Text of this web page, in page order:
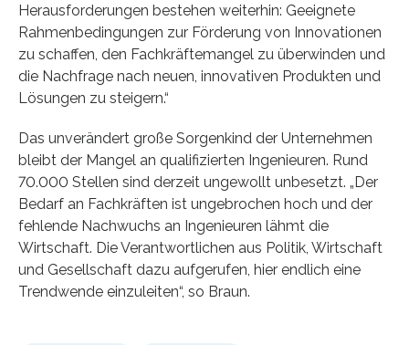
Herausforderungen bestehen weiterhin: Geeignete
Rahmenbedingungen zur Förderung von Innovationen
zu schaffen, den Fachkräftemangel zu überwinden und
die Nachfrage nach neuen, innovativen Produkten und
Lösungen zu steigern.“
Das unverändert große Sorgenkind der Unternehmen
bleibt der Mangel an qualifizierten Ingenieuren. Rund
70.000 Stellen sind derzeit ungewollt unbesetzt. „Der
Bedarf an Fachkräften ist ungebrochen hoch und der
fehlende Nachwuchs an Ingenieuren lähmt die
Wirtschaft. Die Verantwortlichen aus Politik, Wirtschaft
und Gesellschaft dazu aufgerufen, hier endlich eine
Trendwende einzuleiten“, so Braun.